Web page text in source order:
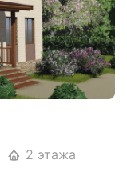
2 этажа